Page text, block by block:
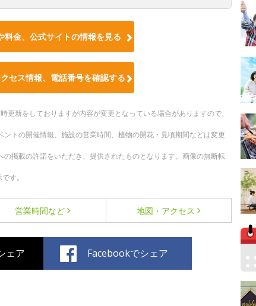
料金、公式サイトの情報を見る
セス情報、電話番号を確認する
新をしておりますが内容が変更となっている場合がありますので、
トの開催情報、施設の営業時間、植物の開花・見頃期間などは変更
掲載の許諾をいただき、提供されたものとなります。画像の無断転
す。
営業時間など 地図・アクセス
ェア Facebookでシェア